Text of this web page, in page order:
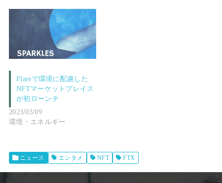
Flareで環境に配慮した
NFTマーケットプレイス
が初ローンチ
2023/03/09
環境・エネルギー
ニュース エンタメ NFT FTX